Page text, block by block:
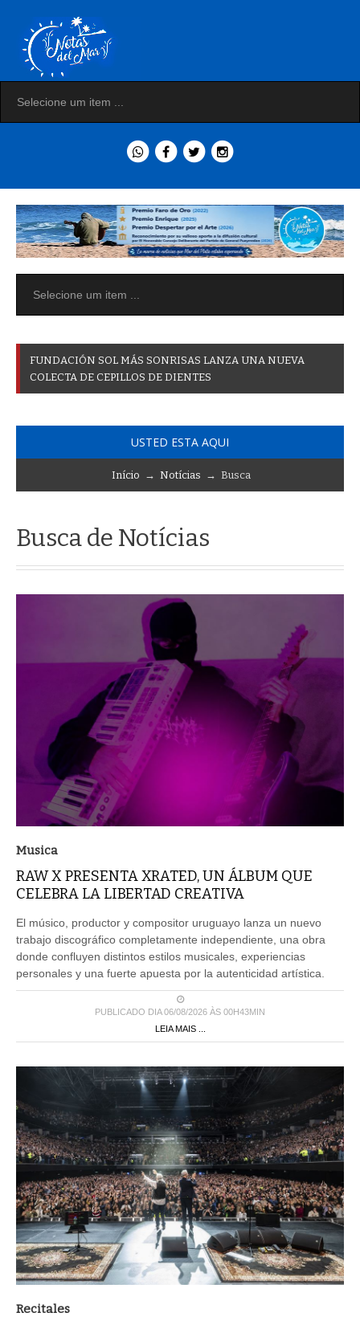
FUNDACIÓN SOL MÁS SONRISAS LANZA UNA NUEVA
COLECTA DE CEPILLOS DE DIENTES
USTED ESTA AQUI
Início → Notícias → Busca
Busca de Notícias
Musica
RAW X PRESENTA XRATED, UN ÁLBUM QUE
CELEBRA LA LIBERTAD CREATIVA
El músico, productor y compositor uruguayo lanza un nuevo
trabajo discográfico completamente independiente, una obra
donde confluyen distintos estilos musicales, experiencias
personales y una fuerte apuesta por la autenticidad artística.
PUBLICADO DIA 06/08/2026 ÀS 00H43MIN
LEIA MAIS ...
Recitales